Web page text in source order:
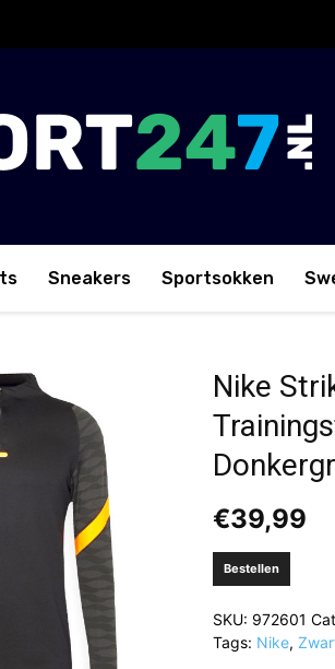
Sneakers Sportsokken
Nike
€39,99
Bestellen
SKU: 972601
Tags: Nike,